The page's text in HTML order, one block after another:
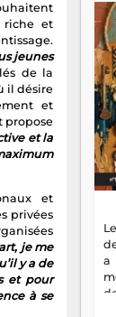
riche et
jeunes
de la
il désire
et
propose
et la
et
privées
je me
y a de
et pour
à se
a